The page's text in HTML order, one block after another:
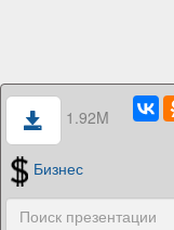
1.92M
Бизнес